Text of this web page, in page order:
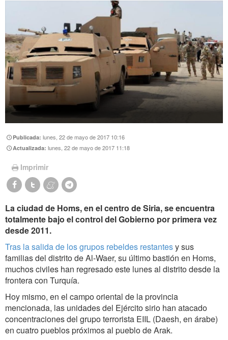
Instagram como: hispan_tv
Publicada:lunes, 22 de mayo de 2017 10:16
Actualizada:lunes, 22 de mayo de 2017 11:18
Imprimir
La ciudad de ‎Homs, en el centro de Siria, se encuentra
totalmente bajo el control del Gobierno por primera vez
desde 2011.
Tras la salida de los grupos rebeldes restantesy sus
familias del distrito de Al-Waer, su último bastión en Homs,
muchos civiles han regresado este lunes al distrito desde la
frontera con Turquía.
Hoy mismo, en el campo oriental de la provincia
mencionada, las unidades del Ejército sirio han atacado
concentraciones del grupo terrorista EIIL (Daesh, en árabe)
en cuatro pueblos próximos al pueblo de Arak.